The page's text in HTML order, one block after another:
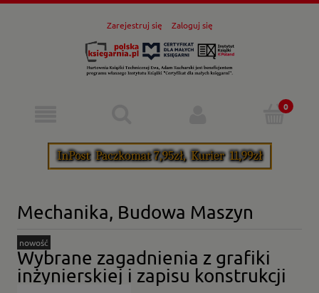
Zarejestruj się Zaloguj się
Mechanika, Budowa Maszyn
Wybrane zagadnienia z grafiki
inżynierskiej i zapisu konstrukcji
nowość